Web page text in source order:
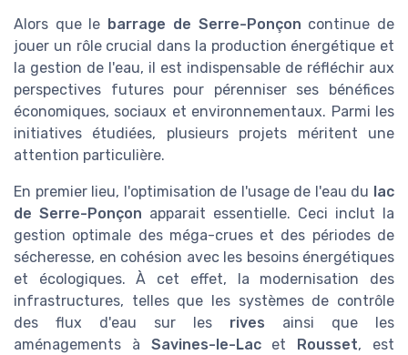
Alors que le barrage de Serre-Ponçon continue de
jouer un rôle crucial dans la production énergétique et
la gestion de l'eau, il est indispensable de réfléchir aux
perspectives futures pour pérenniser ses bénéfices
économiques, sociaux et environnementaux. Parmi les
initiatives étudiées, plusieurs projets méritent une
attention particulière.
En premier lieu, l'optimisation de l'usage de l'eau du lac
de Serre-Ponçon apparait essentielle. Ceci inclut la
gestion optimale des méga-crues et des périodes de
sécheresse, en cohésion avec les besoins énergétiques
et écologiques. À cet effet, la modernisation des
infrastructures, telles que les systèmes de contrôle
des flux d'eau sur les rives ainsi que les
aménagements à Savines-le-Lacet Rousset, est